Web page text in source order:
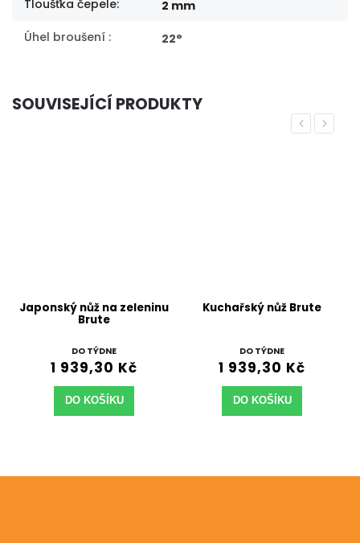
Tloušťka čepele:
2 mm
Úhel broušení : 22°
SOUVISEJÍCÍ PRODUKTY
Previous
Japonský nůž na zeleninu
Brute
DO TÝDNE
1 939,30 Kč
DO KOŠÍKU
Kuchařský nůž Brute
DO TÝDNE
1 939,30 Kč
DO KOŠÍKU
Next